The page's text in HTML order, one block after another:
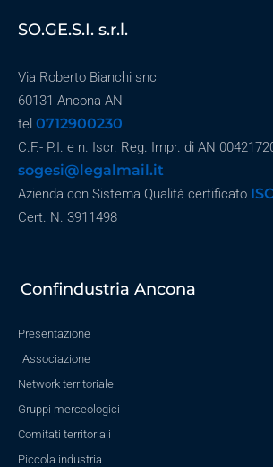
SO.GE.S.I. s.r.l.
Via Roberto Bianchi snc
60131 Ancona AN
tel 0712900230
C.F.- P.I. e n. Iscr. Reg. Impr. di AN
sogesi@legalmail.it
Azienda con Sistema Qualità certificato
Cert. N. 3911498
Confindustria Ancona
Presentazione
Associazione
Network territoriale
Gruppi merceologici
Comitati territoriali
Piccola industria